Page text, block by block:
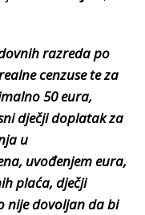
razreda po
cenzuse te za
50 eura,
dječji doplatak za
u
uvođenjem eura,
plaća, dječji
nije dovoljan da bi